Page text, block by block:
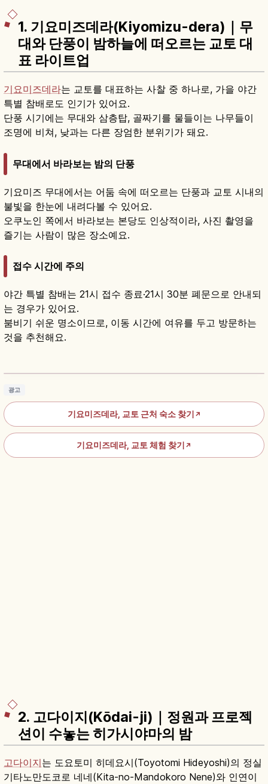
1. 기요미즈데라(Kiyomizu-dera)｜무
대와 단풍이 밤하늘에 떠오르는 교토 대
표 라이트업
기요미즈데라는 교토를 대표하는 사찰 중 하나로, 가을 야간
특별 참배로도 인기가 있어요.
단풍 시기에는 무대와 삼층탑, 골짜기를 물들이는 나무들이
조명에 비쳐, 낮과는 다른 장엄한 분위기가 돼요.
무대에서 바라보는 밤의 단풍
기요미즈 무대에서는 어둠 속에 떠오르는 단풍과 교토 시내의
불빛을 한눈에 내려다볼 수 있어요.
오쿠노인 쪽에서 바라보는 본당도 인상적이라, 사진 촬영을
즐기는 사람이 많은 장소예요.
접수 시간에 주의
야간 특별 참배는 21시 접수 종료·21시 30분 폐문으로 안내되
는 경우가 있어요.
붐비기 쉬운 명소이므로, 이동 시간에 여유를 두고 방문하는
것을 추천해요.
기요미즈데라｜교토 세계유산 기요미즈 무대와
광고
기요미즈데라, 교토 근처 숙소 찾기 ↗
기요미즈데라, 교토 체험 찾기 ↗
2. 고다이지(Kōdai-ji)｜정원과 프로젝
션이 수놓는 히가시야마의 밤
고다이지는 도요토미 히데요시(Toyotomi Hideyoshi)의 정실
기타노만도코로 네네(Kita-no-Mandokoro Nene)와 인연이